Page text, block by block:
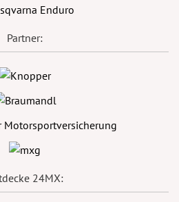
Partner:
24MX: